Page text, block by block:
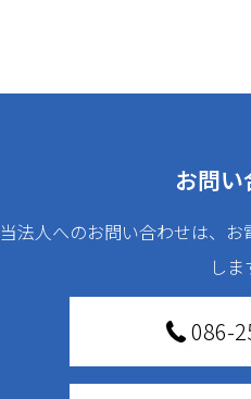
お問い
当法人へのお問い合わせは、
しま
086-